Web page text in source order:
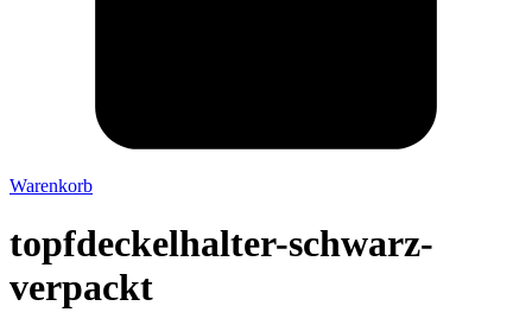
Warenkorb
topfdeckelhalter-schwarz-
verpackt